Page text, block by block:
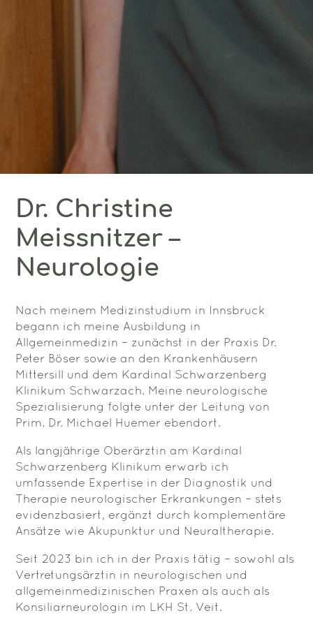
Dr. Christine
Meissnitzer –
Neurologie
Nach meinem Medizinstudium in Innsbruck
begann ich meine Ausbildung in
Allgemeinmedizin – zunächst in der Praxis Dr.
Peter Böser sowie an den Krankenhäusern
Mittersill und dem Kardinal Schwarzenberg
Klinikum Schwarzach. Meine neurologische
Spezialisierung folgte unter der Leitung von
Prim. Dr. Michael Huemer ebendort.
Als langjährige Oberärztin am Kardinal
Schwarzenberg Klinikum erwarb ich
umfassende Expertise in der Diagnostik und
Therapie neurologischer Erkrankungen – stets
evidenzbasiert, ergänzt durch komplementäre
Ansätze wie Akupunktur und Neuraltherapie.
Seit 2023 bin ich in der Praxis tätig – sowohl als
Vertretungsärztin in neurologischen und
allgemeinmedizinischen Praxen als auch als
Konsiliarneurologin im LKH St. Veit.